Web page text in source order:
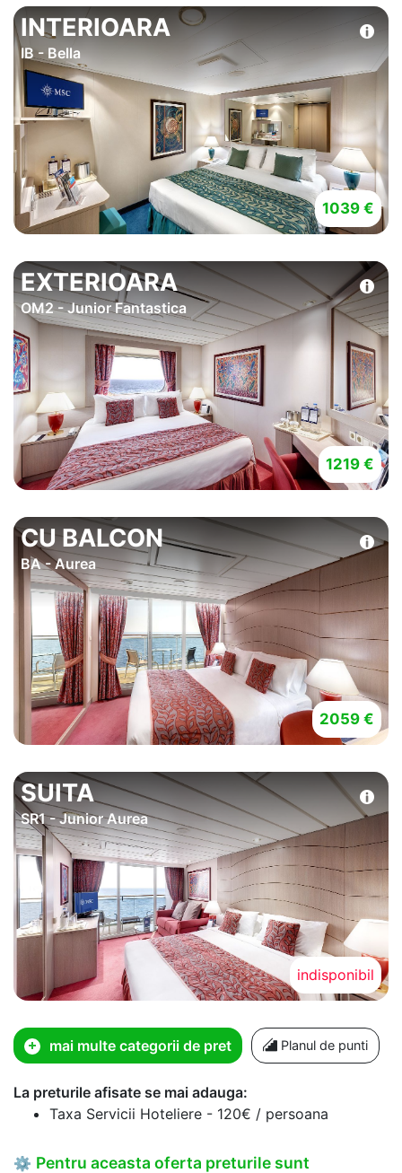
INTERIOARA
IB - Bella
1039 €
EXTERIOARA
OM2 - Junior Fantastica
1219 €
CU BALCON
BA - Aurea
2059 €
SUITA
SR1 - Junior Aurea
indisponibil
mai multe categorii de pret Planul de punti
La preturile afisate se mai adauga:
Taxa Servicii Hoteliere - 120€ / persoana
⚙ Pentru aceasta oferta preturile sunt